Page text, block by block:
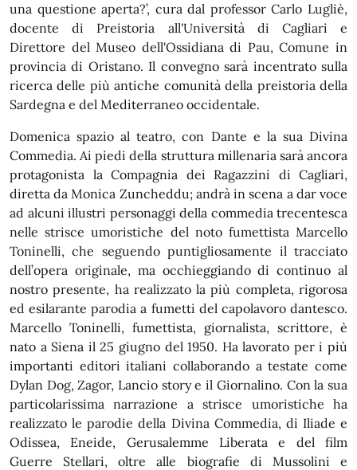
una questione aperta?’, cura dal professor Carlo Lugliè,
docente di Preistoria all'Università di Cagliari e
Direttore del Museo dell'Ossidiana di Pau, Comune in
provincia di Oristano. Il convegno sarà incentrato sulla
ricerca delle più antiche comunità della preistoria della
Sardegna e del Mediterraneo occidentale.
Domenica spazio al teatro, con Dante e la sua Divina
Commedia. Ai piedi della struttura millenaria sarà ancora
protagonista la Compagnia dei Ragazzini di Cagliari,
diretta da Monica Zuncheddu; andrà in scena a dar voce
ad alcuni illustri personaggi della commedia trecentesca
nelle strisce umoristiche del noto fumettista Marcello
Toninelli, che seguendo puntigliosamente il tracciato
dell’opera originale, ma occhieggiando di continuo al
nostro presente, ha realizzato la più completa, rigorosa
ed esilarante parodia a fumetti del capolavoro dantesco.
Marcello Toninelli, fumettista, giornalista, scrittore, è
nato a Siena il 25 giugno del 1950. Ha lavorato per i più
importanti editori italiani collaborando a testate come
Dylan Dog, Zagor, Lancio story e il Giornalino. Con la sua
particolarissima narrazione a strisce umoristiche ha
realizzato le parodie della Divina Commedia, di Iliade e
Odissea, Eneide, Gerusalemme Liberata e del film
Guerre Stellari, oltre alle biografie di Mussolini e